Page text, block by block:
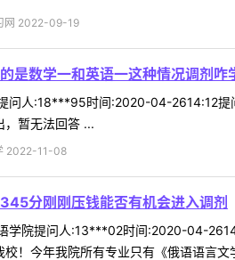
网 2022-09-19
是数学一和英语一这种情况调剂咋
问人:18***95时间:2020-04-2614:12提
，暂无法回答 ...
2022-11-08
分刚刚压钱能否有机会进入调剂
学院提问人:13***02时间:2020-04-
！今年我院所有专业只有《俄语语言